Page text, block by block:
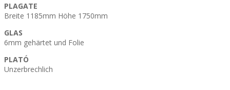
PLAGATE
Breite 1185mm Höhe 1750mm
GLAS
6mm gehärtet und Folie
PLATÓ
Unzerbrechlich